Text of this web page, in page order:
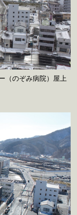
（のぞみ病院）屋上